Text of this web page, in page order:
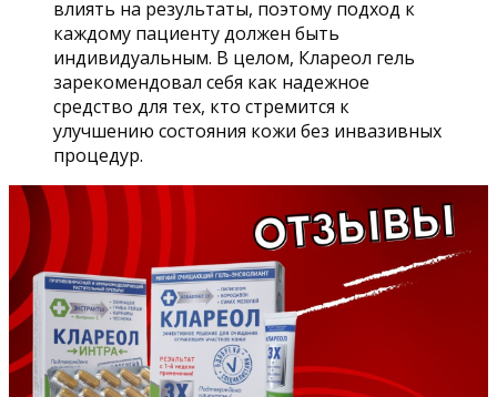
влиять на результаты, поэтому подход к
каждому пациенту должен быть
индивидуальным. В целом, Клареол гель
зарекомендовал себя как надежное
средство для тех, кто стремится к
улучшению состояния кожи без инвазивных
процедур.